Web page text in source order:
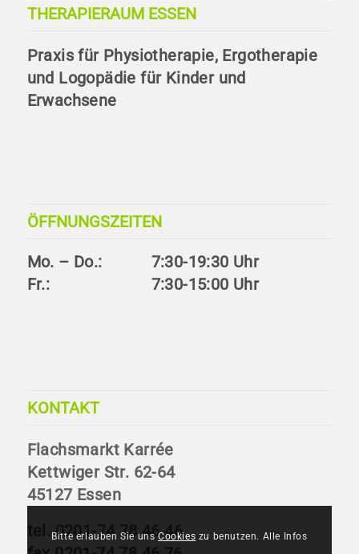
THERAPIERAUM ESSEN
Praxis für Physiotherapie, Ergotherapie
und Logopädie für Kinder und
Erwachsene
ÖFFNUNGSZEITEN
Mo. – Do.:
7:30-19:30 Uhr
Fr.:
7:30-15:00 Uhr
KONTAKT
Flachsmarkt Karrée
Kettwiger Str. 62-64
45127 Essen
tel.0201-74 78 46 46
Bitte erlauben Sie unsCookies zu benutzen. Alle Infos